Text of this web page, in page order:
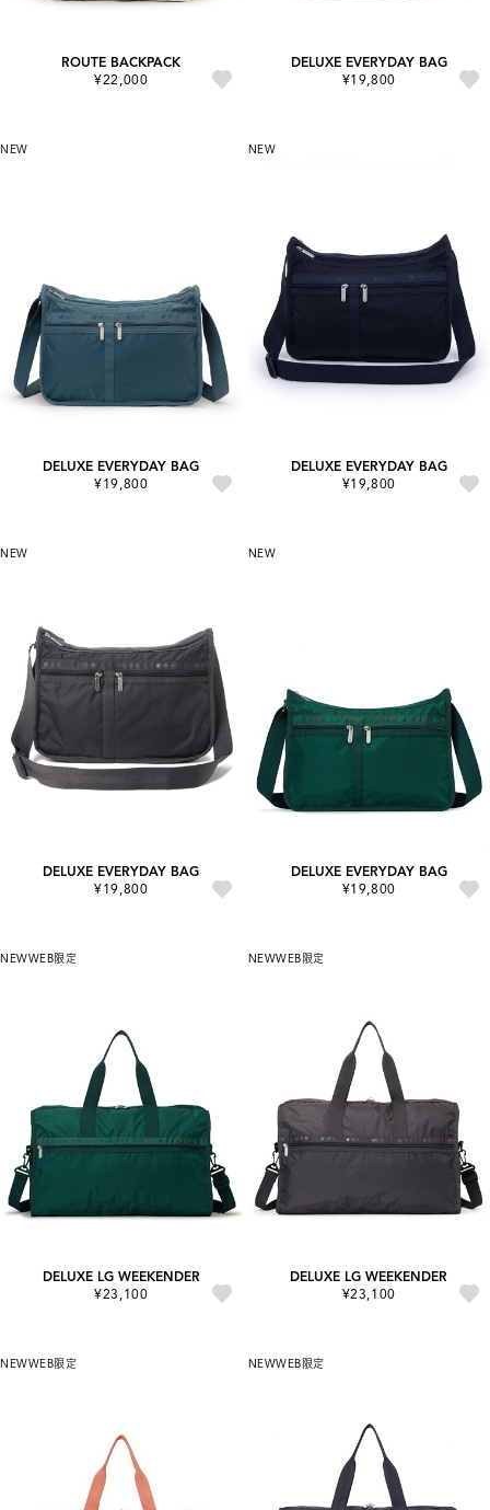
ROUTE BACKPACK
¥22,000
DELUXE EVERYDAY BAG
¥19,800
NEW
DELUXE EVERYDAY BAG
¥19,800
NEW
DELUXE EVERYDAY BAG
¥19,800
NEW
DELUXE EVERYDAY BAG
¥19,800
NEW
DELUXE EVERYDAY BAG
¥19,800
NEWWEB限定
DELUXE LG WEEKENDER
¥23,100
NEWWEB限定
DELUXE LG WEEKENDER
¥23,100
NEWWEB限定 NEWWEB限定